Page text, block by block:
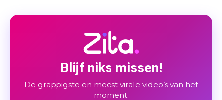
Blijf niks missen!
De grappigste en meest virale video’s van het
moment.